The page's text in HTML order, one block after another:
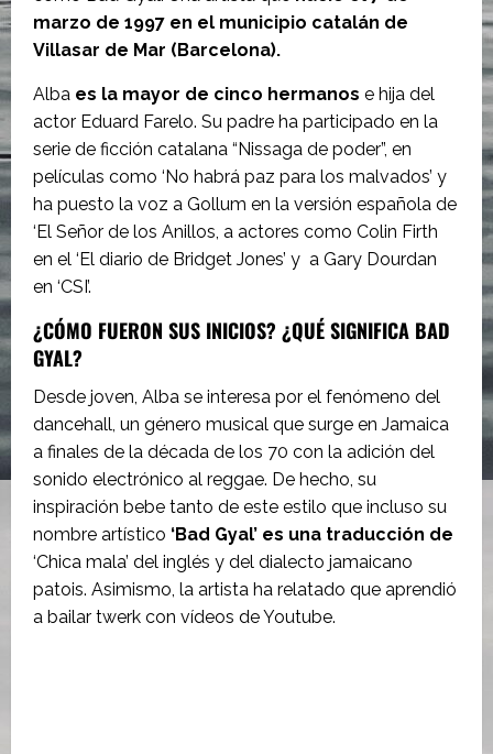
marzo de 1997 en el municipio catalán de
Villasar de Mar (Barcelona).
Alba es la mayor de cinco hermanos e hija del
actor Eduard Farelo. Su padre ha participado en la
serie de ficción catalana “Nissaga de poder”, en
películas como ‘No habrá paz para los malvados’ y
ha puesto la voz a Gollum en la versión española de
‘El Señor de los Anillos, a actores como Colin Firth
en el ‘El diario de Bridget Jones’ y a Gary Dourdan
en ‘CSI’.
¿CÓMO FUERON SUS INICIOS? ¿QUÉ SIGNIFICA BAD
GYAL?
Desde joven, Alba se interesa por el fenómeno del
dancehall, un género musical que surge en Jamaica
a finales de la década de los 70 con la adición del
sonido electrónico al reggae. De hecho, su
inspiración bebe tanto de este estilo que incluso su
nombre artístico ‘Bad Gyal’ es una traducción de
‘Chica mala’ del inglés y del dialecto jamaicano
patois. Asimismo, la artista ha relatado que aprendió
a bailar twerk con vídeos de Youtube.